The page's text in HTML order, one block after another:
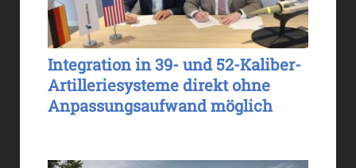
Integration in 39- und 52-Kaliber-
Artilleriesysteme direkt ohne
Anpassungsaufwand möglich